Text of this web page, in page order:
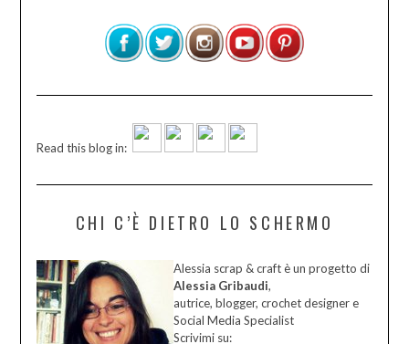
Read this blog in:
CHI C’È DIETRO LO SCHERMO
Alessia scrap & craft è un progetto di
Alessia Gribaudi,
autrice, blogger, crochet designer e
Social Media Specialist
Scrivimi su: